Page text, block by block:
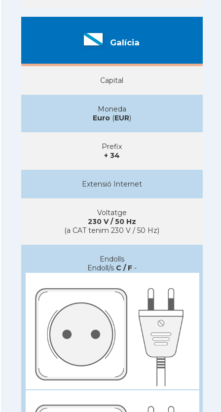
Galícia
Capital
Moneda
Euro(EUR)
Prefix
+ 34
Extensió Internet
Voltatge
230 V / 50 Hz
(a CAT tenim 230 V / 50 Hz)
Endolls
Endoll/s C / F-